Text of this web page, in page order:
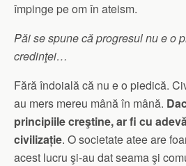
împinge pe om în ateism.
Păi se spune că progresul nu e o
credinţei…
Fără îndoială că nu e o piedică.
au mers mereu mână în mână.
principiile creştine, ar fi cu
civilizație. O societate atee are
acest lucru şi-au dat seama şi